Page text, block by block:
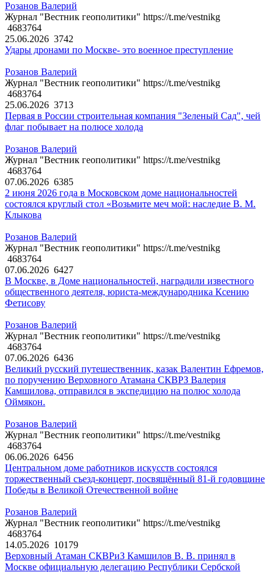
Розанов Валерий
Журнал "Вестник геополитики" https://t.me/vestnikg
4683764
25.06.2026 3742
Удары дронами по Москве- это военное преступление
Розанов Валерий
Журнал "Вестник геополитики" https://t.me/vestnikg
4683764
25.06.2026 3713
Первая в России строительная компания "Зеленый Сад", чей
флаг побывает на полюсе холода
Розанов Валерий
Журнал "Вестник геополитики" https://t.me/vestnikg
4683764
07.06.2026 6385
2 июня 2026 года в Московском доме национальностей
состоялся круглый стол «Возьмите меч мой: наследие В. М.
Клыкова
Розанов Валерий
Журнал "Вестник геополитики" https://t.me/vestnikg
4683764
07.06.2026 6427
В Москве, в Доме национальностей, наградили известного
общественного деятеля, юриста-международника Ксению
Фетисову
Розанов Валерий
Журнал "Вестник геополитики" https://t.me/vestnikg
4683764
07.06.2026 6436
Великий русский путешественник, казак Валентин Ефремов,
по поручению Верховного Атамана СКВРЗ Валерия
Камшилова, отправился в экспедицию на полюс холода
Оймякон.
Розанов Валерий
Журнал "Вестник геополитики" https://t.me/vestnikg
4683764
06.06.2026 6456
Центральном доме работников искусств состоялся
торжественный съезд-концерт, посвящённый 81-й годовщине
Победы в Великой Отечественной войне
Розанов Валерий
Журнал "Вестник геополитики" https://t.me/vestnikg
4683764
14.05.2026 10179
Верховный Атаман СКВРиЗ Камшилов В. В. принял в
Москве официальную делегацию Республики Сербской